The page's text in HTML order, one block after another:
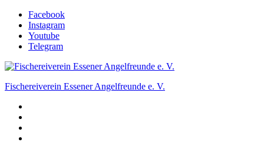
Zum
Inhalt
springen
Facebook
Instagram
Youtube
Telegram
Fischereiverein Essener Angelfreunde e. V.
Der Angelverein in Essen.